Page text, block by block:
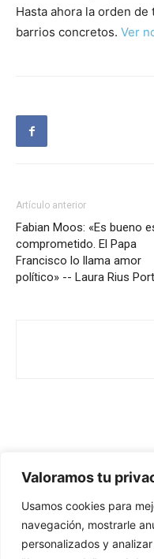
Valoramos tu
Usamos cookies para
navegación, mostrarle
personalizados y
Hasta ahora la orden
barrios concretos. Ver
Artículo anterior
Fabian Moos: «Es bueno
comprometido. El Papa
Francisco lo llama amor
político» -- Laura Rius
Redes Cristianas
Una mirada alternativa sobre
- Colectivos de Redes